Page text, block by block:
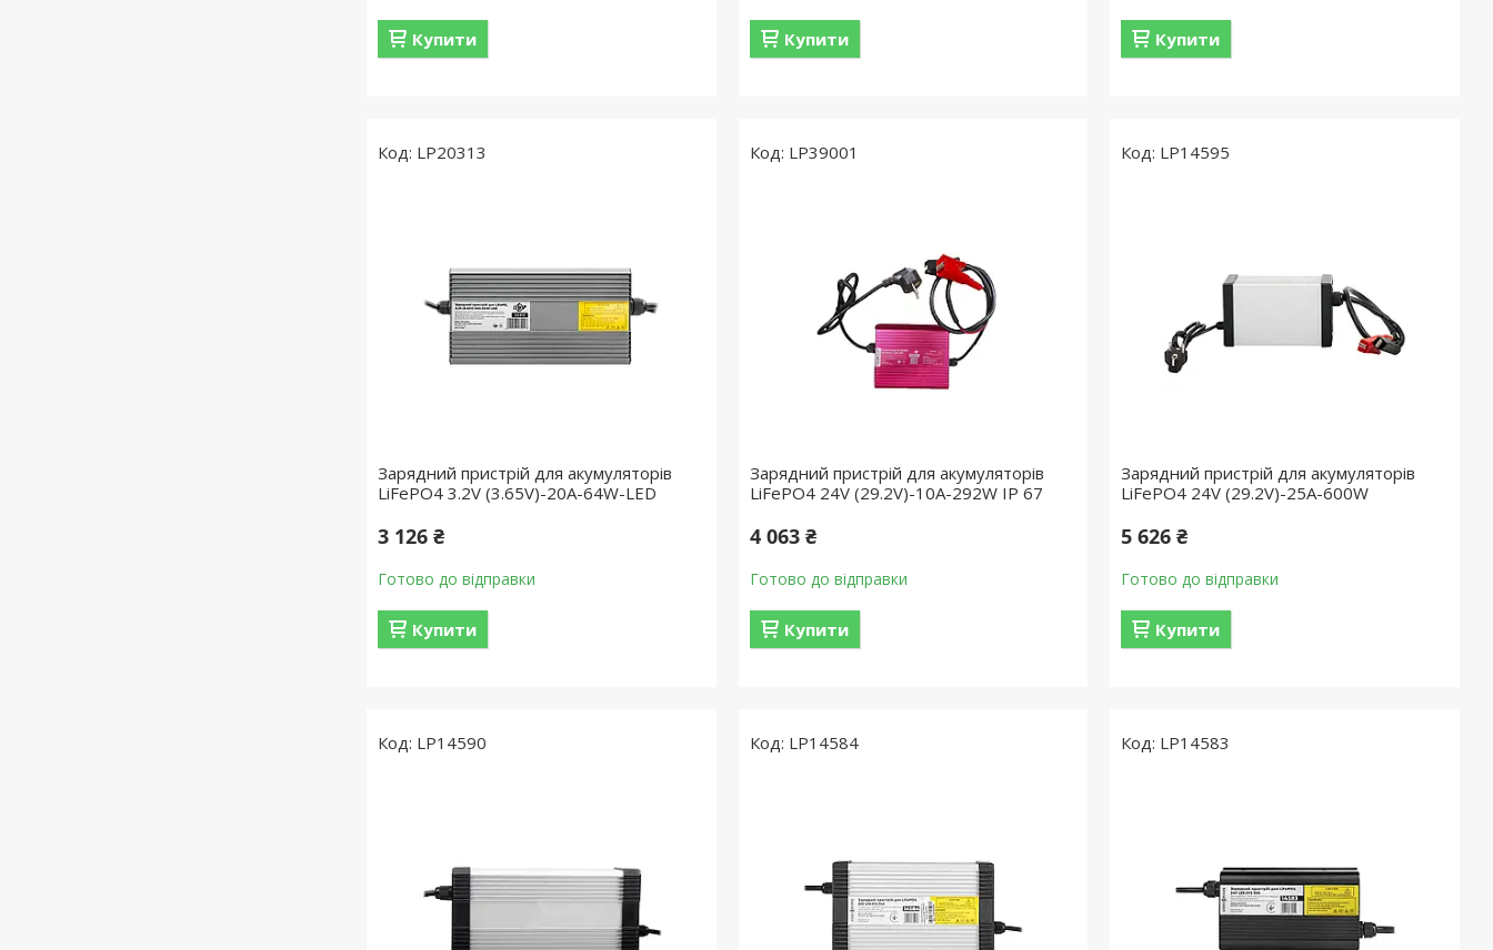
Купити Купити Купити
LP20313
Зарядний пристрій для акумуляторів
LiFePO4 3.2V (3.65V)-20A-64W-LED
3 126 ₴
Готово до відправки
Купити
LP39001
Зарядний пристрій для акумуляторів
LiFePO4 24V (29.2V)-10A-292W IP 67
4 063 ₴
Готово до відправки
Купити
LP14595
Зарядний пристрій для акумуляторів
LiFePO4 24V (29.2V)-25A-600W
5 626 ₴
Готово до відправки
Купити
LP14590 LP14584 LP14583